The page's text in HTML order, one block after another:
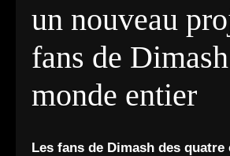
un nouveau
fans de
monde entier
Les fans de Dimash des quatre